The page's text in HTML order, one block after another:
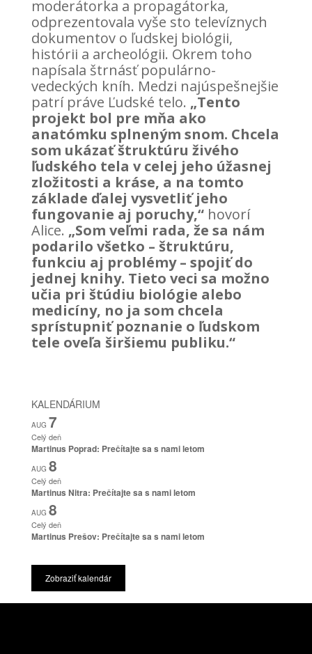
moderátorka a propagátorka,
odprezentovala vyše sto televíznych
dokumentov o ľudskej biológii,
histórii a archeológii. Okrem toho
napísala štrnásť populárno-
vedeckých kníh. Medzi najúspešnejšie
patrí práve Ľudské telo. „Tento
projekt bol pre mňa ako
anatómku splneným snom. Chcela
som ukázať štruktúru živého
ľudského tela v celej jeho úžasnej
zložitosti a kráse, a na tomto
základe ďalej vysvetliť jeho
fungovanie aj poruchy,“ hovorí
Alice. „Som veľmi rada, že sa nám
podarilo všetko – štruktúru,
funkciu aj problémy – spojiť do
jednej knihy. Tieto veci sa možno
učia pri štúdiu biológie alebo
medicíny, no ja som chcela
sprístupniť poznanie o ľudskom
tele oveľa širšiemu publiku.“
KALENDÁRIUM
AUG 7
Celý deň
Martinus Poprad: Prečítajte sa s nami letom
AUG 8
Celý deň
Martinus Nitra: Prečítajte sa s nami letom
AUG 8
Celý deň
Martinus Prešov: Prečítajte sa s nami letom
Zobraziť kalendár